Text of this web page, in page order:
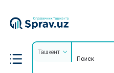
Ташкент